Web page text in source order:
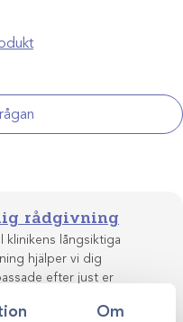
Om
rådgivning
långsiktiga
hjälper vi dig
efter just er